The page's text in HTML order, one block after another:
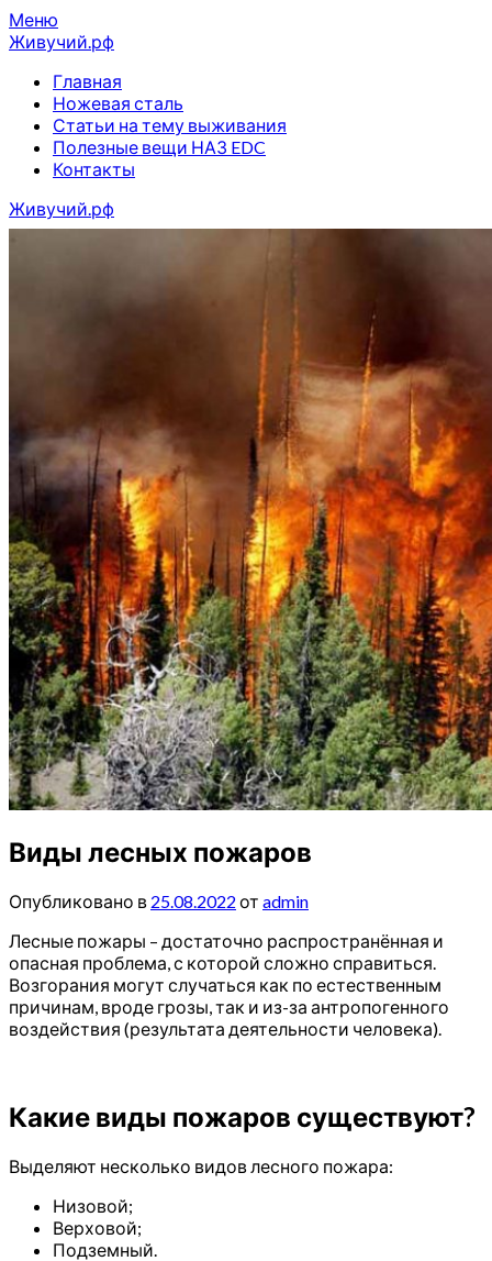
Перейти
к
Меню
Живучий.рф
Главная
Ножевая сталь
Статьи на тему выживания
Полезные вещи НАЗ EDC
Контакты
Живучий.рф
Виды лесных пожаров
Опубликовано в 25.08.2022 от admin
Лесные пожары – достаточно распространённая и
опасная проблема, с которой сложно справиться.
Возгорания могут случаться как по естественным
причинам, вроде грозы, так и из-за антропогенного
воздействия (результата деятельности человека).
Какие виды пожаров существуют?
Выделяют несколько видов лесного пожара:
Низовой;
Верховой;
Подземный.